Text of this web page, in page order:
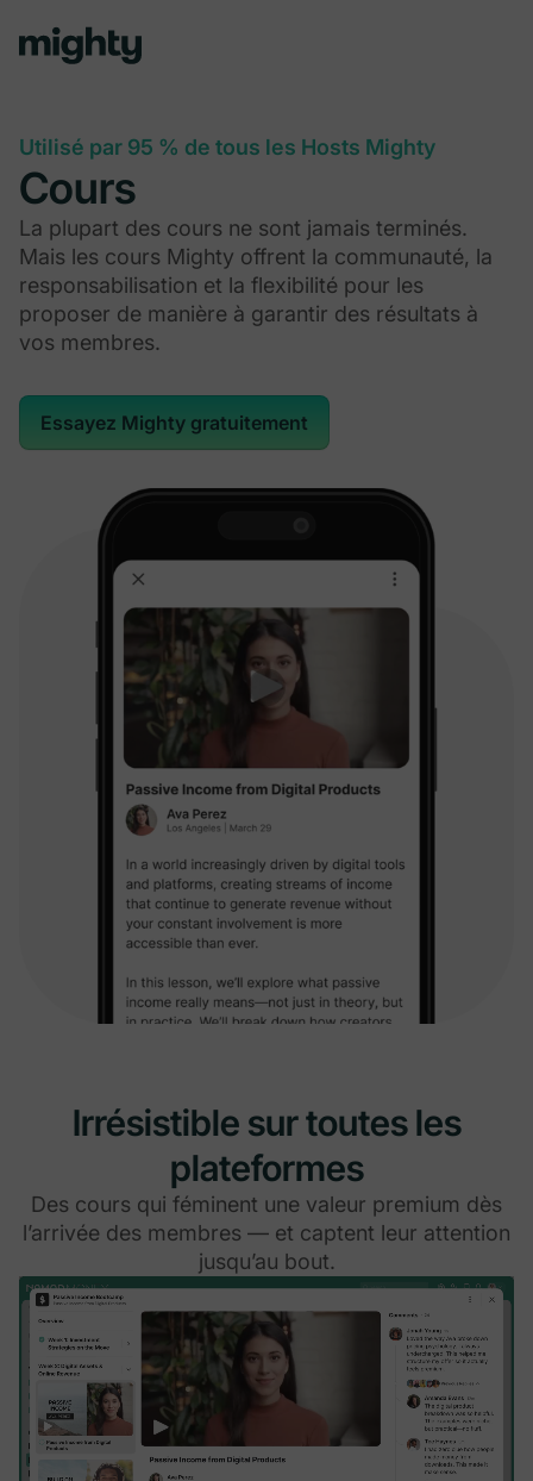
Utilisé par 95 % de tous les Hosts Mighty
Cours
La plupart des cours ne sont jamais terminés.
Mais les cours Mighty offrent la communauté, la
responsabilisation et la flexibilité pour les
proposer de manière à garantir des résultats à
vos membres.
Essayez Mighty gratuitement
Irrésistible sur toutes les
plateformes
Des cours qui féminent une valeur premium dès
l’arrivée des membres — et captent leur attention
jusqu’au bout.